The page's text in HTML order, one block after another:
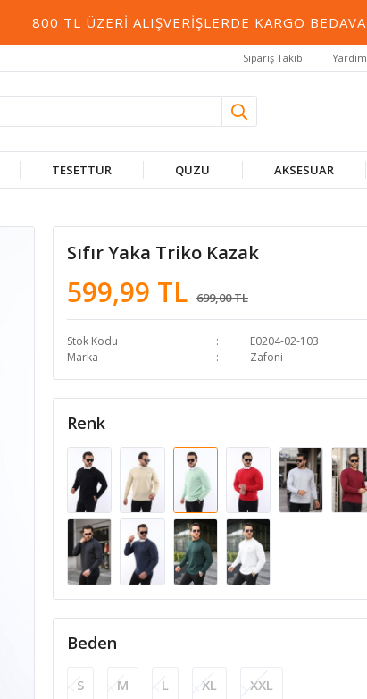
800 TL ÜZERI ALIŞVERIŞLERDE KARGO BEDAVA
Sipariş Takibi Yardım
TESETTÜR QUZU AKSESUAR
Sıfır Yaka Triko Kazak
599,99 TL 699,00 TL
Stok Kodu
E0204-02-103
Marka
Zafoni
Renk
Beden
S M L XL XXL